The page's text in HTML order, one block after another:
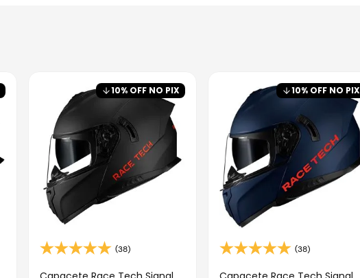
10% OFF NO PIX
(38)
10% OFF NO PIX
(38)